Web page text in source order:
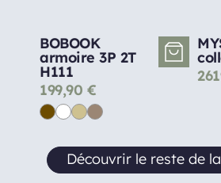
BOBOOK
armoire 3P 2T
H111
199,90 €
Découvrir le reste de